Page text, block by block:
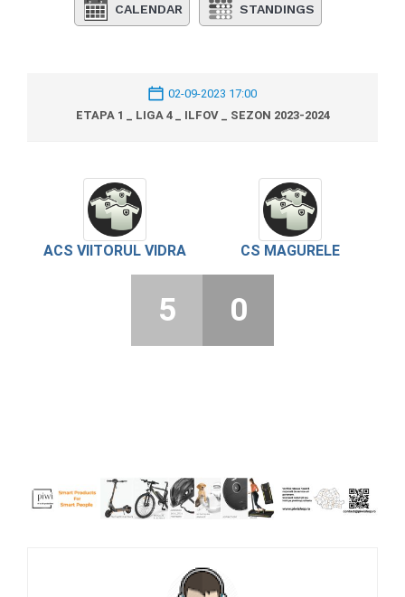
CALENDAR STANDINGS
02-09-2023 17:00
ETAPA 1 _ LIGA 4 _ ILFOV _ SEZON 2023-2024
ACS VIITORUL VIDRA CS MAGURELE
5 0